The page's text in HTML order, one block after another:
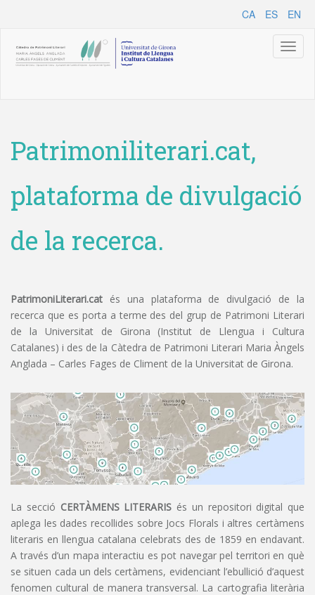
CA ES EN
Patrimoniliterari.cat,
plataforma de divulgació
de la recerca.
PatrimoniLiterari.cat és una plataforma de divulgació de la
recerca que es porta a terme des del grup de Patrimoni Literari
de la Universitat de Girona (Institut de Llengua i Cultura
Catalanes) i des de la Càtedra de Patrimoni Literari Maria Àngels
Anglada – Carles Fages de Climent de la Universitat de Girona.
La secció CERTÀMENS LITERARIS és un repositori digital que
aplega les dades recollides sobre Jocs Florals i altres certàmens
literaris en llengua catalana celebrats des de 1859 en endavant.
A través d’un mapa interactiu es pot navegar pel territori en què
se situen cada un dels certàmens, evidenciant l’ebullició d’aquest
fenomen cultural de manera transversal. La cartografia literària